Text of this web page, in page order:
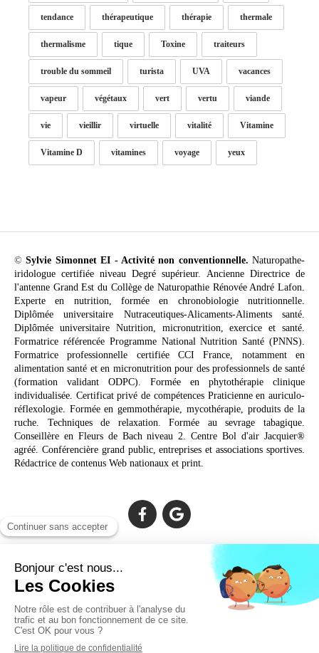
tendance thérapeutique thérapie thermale
thermalisme tique Toxine traiteurs
trouble du sommeil turista UVA vacances
vapeur végétaux vert vertu viande
vie vieillir virtuelle vitalité Vitamine
Vitamine D vitamines voyage yeux
©Sylvie Simonnet EI - Activité non conventionnelle. Naturopathe-
iridologue certifiée niveau Degré supérieur. Ancienne Directrice de
l'antenne Grand Est du Collège de Naturopathie Rénovée André Lafon.
Experte en nutrition, formée en chronobiologie nutritionnelle.
Diplômée universitaire Nutraceutiques-Alicaments-Aliments santé.
Diplômée universitaire Nutrition, micronutrition, exercice et santé.
Formatrice référencée Programme National Nutrition Santé (PNNS).
Formatrice professionnelle certifiée CCI France, notamment en
alimentation santé et en micronutrition pour des professionnels de santé
(formation validant ODPC). Formée en phytothérapie clinique
individualisée. Certificat privé de compétences Praticienne en auriculo-
réflexologie. Formée en gemmothérapie, mycothérapie, produits de la
ruche. Techniques de relaxation. Formée au sevrage tabagique.
Conseillère en Fleurs de Bach niveau 2. Centre Bol d'air Jacquier®
agréé. Conférencière grand public, entreprises et associations sportives.
Rédactrice de contenus Web nationaux et print.
Cabinet facilement accessible depuis :
Lechiagat, Treffiagat, Lesconil, Loctudy, Plobannalec, Fouesnant,
Plomeur, Pont L'Abbé, Quimper, Bénodet, Concarneau,
Douarnenez, Crozon, Rosporden, Pont-Aven, Brest, Landerneau